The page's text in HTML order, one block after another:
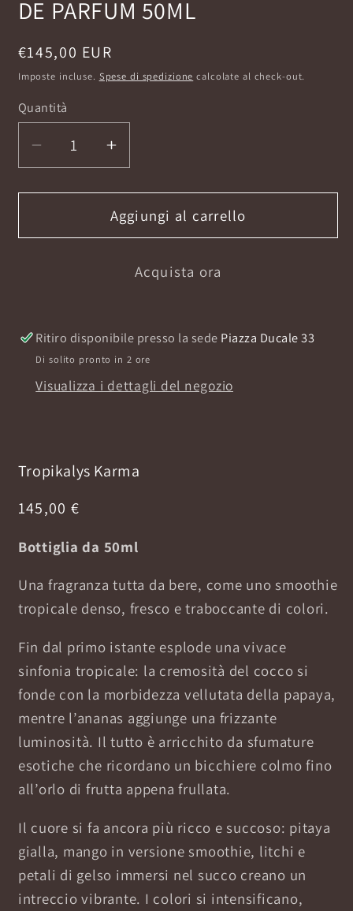
DE PARFUM 50ML
Prezzo
di
€145,00 EUR
Imposte incluse. Spese di spedizione calcolate al check-out.
Quantità
Diminuisci
quantità
per
TROPIKALYS
KARMA
Aumenta
quantità
per
TROPIKALYS
KARMA
DE
Aggiungi al carrello
Acquista ora
Ritiro disponibile presso la sede Piazza Ducale 33
Di solito pronto in 2 ore
Visualizza i dettagli del negozio
Tropikalys Karma
145,00 €
Bottiglia da 50ml
Una fragranza tutta da bere, come uno smoothie
tropicale denso, fresco e traboccante di colori.
Fin dal primo istante esplode una vivace
sinfonia tropicale: la cremosità del cocco si
fonde con la morbidezza vellutata della papaya,
mentre l’ananas aggiunge una frizzante
luminosità. Il tutto è arricchito da sfumature
esotiche che ricordano un bicchiere colmo fino
all’orlo di frutta appena frullata.
Il cuore si fa ancora più ricco e succoso: pitaya
gialla, mango in versione smoothie, litchi e
petali di gelso immersi nel succo creano un
intreccio vibrante. I colori si intensificano,